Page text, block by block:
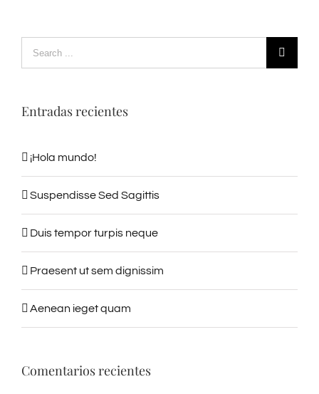
Search
for:
Entradas recientes
¡Hola mundo!
Suspendisse Sed Sagittis
Duis tempor turpis neque
Praesent ut sem dignissim
Aenean ieget quam
Comentarios recientes